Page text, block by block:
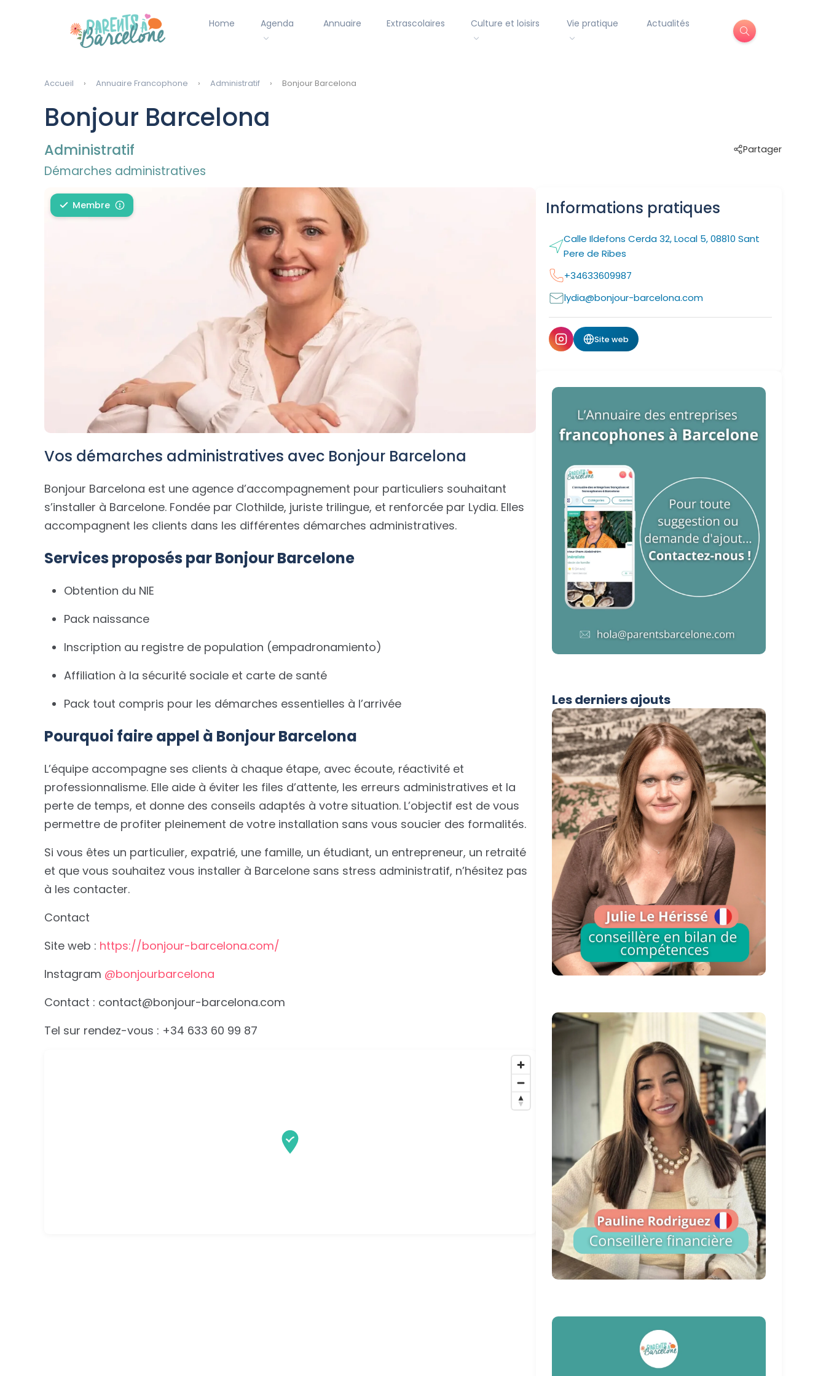
Home Agenda Annuaire Extrascolaires Culture et loisirs Vie pratique Actualités
Accueil Annuaire Francophone Administratif Bonjour Barcelona
Bonjour Barcelona
Administratif Partager
Démarches administratives
Membre
Vos démarches administratives avec Bonjour Barcelona
Bonjour Barcelona est une agence d’accompagnement pour particuliers souhaitant
s’installer à Barcelone. Fondée par Clothilde, juriste trilingue, et renforcée par Lydia. Elles
accompagnent les clients dans les différentes démarches administratives.
Services proposés par Bonjour Barcelone
Obtention du NIE
Pack naissance
Inscription au registre de population (empadronamiento)
Affiliation à la sécurité sociale et carte de santé
Pack tout compris pour les démarches essentielles à l’arrivée
Pourquoi faire appel à Bonjour Barcelona
L’équipe accompagne ses clients à chaque étape, avec écoute, réactivité et
professionnalisme. Elle aide à éviter les files d’attente, les erreurs administratives et la
perte de temps, et donne des conseils adaptés à votre situation. L’objectif est de vous
permettre de profiter pleinement de votre installation sans vous soucier des formalités.
Si vous êtes un particulier, expatrié, une famille, un étudiant, un entrepreneur, un retraité
et que vous souhaitez vous installer à Barcelone sans stress administratif, n’hésitez pas
à les contacter.
Contact
Site web : https://bonjour-barcelona.com/
Instagram @bonjourbarcelona
Contact : contact@bonjour-barcelona.com
Tel sur rendez-vous : +34 633 60 99 87
Informations pratiques
Calle Ildefons Cerda 32, Local 5, 08810 Sant
Pere de Ribes
+34633609987
lydia@bonjour-barcelona.com
Site web
Les derniers ajouts